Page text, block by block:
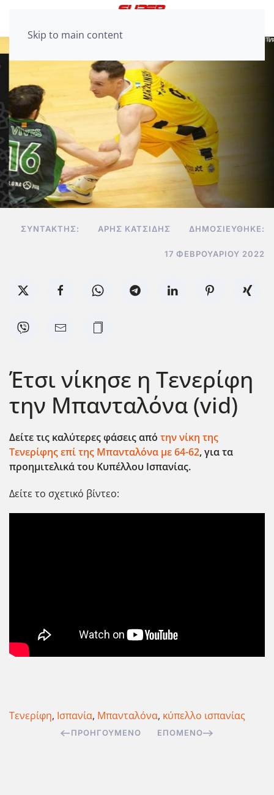
Skip to main content
ΣΥΝΤΆΚΤΗΣ: ΆΡΗΣ ΚΑΤΣΊΔΗΣ ΔΗΜΟΣΙΕΎΘΗΚΕ:
17 ΦΕΒΡΟΥΑΡΊΟΥ 2022
Έτσι νίκησε η Τενερίφη
την Μπανταλόνα (vid)
Δείτε τις καλύτερες φάσεις από την νίκη της
Τενερίφης επί της Μπανταλόνα με 64-62, για τα
προημιτελικά του Κυπέλλου Ισπανίας.
Δείτε το σχετικό βίντεο:
Τενερίφη, Ισπανία, Μπανταλόνα, κύπελλο ισπανίας
ΠΡΟΗΓΟΎΜΕΝΟ ΕΠΌΜΕΝΟ